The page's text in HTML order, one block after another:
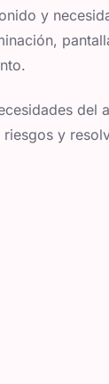
y
del
y